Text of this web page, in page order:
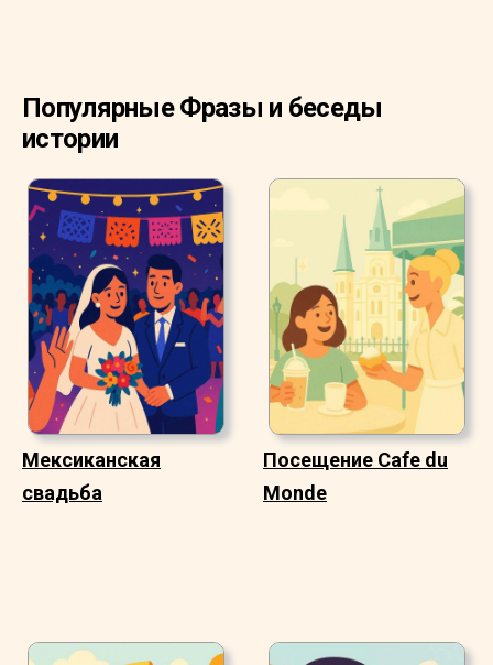
Популярные Фразы и беседы
истории
Мексиканская
свадьба
Посещение Cafe du
Monde